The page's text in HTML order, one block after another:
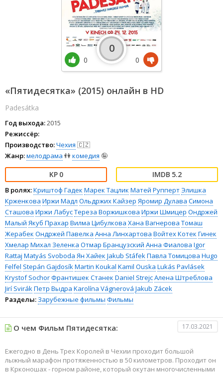
«Пятидесятка» (2015) онлайн в HD
Padesátka
Год выхода:2015
Режиссёр:
Производство:Чехия 🇨🇿
Жанр:мелодрама 👫комедия 🤪
0 5.2
В ролях:Криштоф Гадек Марек Тацлик Матей РуппертЭлишка
Крженкова Иржи Мадл Ольдржих Кайзер Яромир Дулава Симона
Сташова Иржи ЛабусТереза Воржишкова Иржи Шмицер Ондржей
Малый Якуб Прахар Вилма Цибулкова Хана Вагнерова Томаш
Жерабек Ондржей Павелка Анна Линхартова Войтех Котек Гинек
Хмелар Михал Зеленка Отмар Бранцузский Анна Фиалова Igor
Rattaj Matyás Svoboda Ян Хайек Jakub StáfekПавла Томицова Hugo
Felfel Stepán GajdosíkMartin Koukal Kamil Ouska Lukás Pavlásek
Krystof SochorФрантишек Станек Daniel StrejcАлена Штреблова
Jirí SvirákПетр Выдра Karolína Vágnerová Jakub Zácek
Разделы: Зарубежные фильмы Фильмы
0
0
0
О чем Фильм Пятидесятка: 17.03.2021
Ежегодно в День Трех Королей в Чехии проходит большой
лыжный марафон протяженностью в 50 километров. Проходит он
в Крконошах - горном районе, который окутан многочисленными